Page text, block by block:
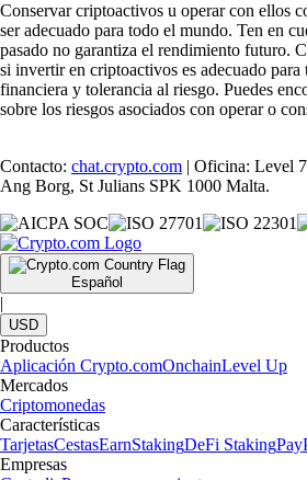
Conservar criptoactivos u operar con ellos
ser adecuado para todo el mundo. Ten en
pasado no garantiza el rendimiento futuro.
si invertir en criptoactivos es adecuado para
financiera y tolerancia al riesgo. Puedes
sobre los riesgos asociados con operar o
Contacto: chat.crypto.com | Oficina: Level
Ang Borg, St Julians SPK 1000 Malta.
Español
|
USD
Productos
Aplicación Crypto.comOnchainLevel Up
Mercados
Criptomonedas
Características
TarjetasCestasEarnStakingDeFi StakingPay
Empresas